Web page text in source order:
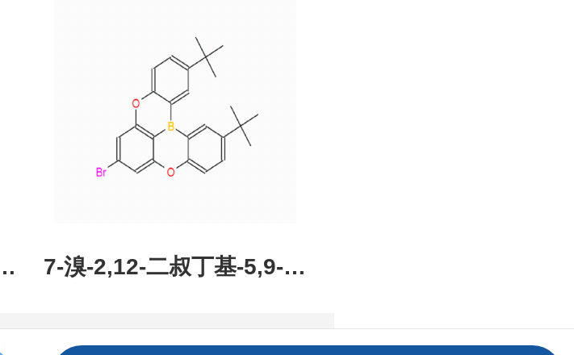
现货促销，可分装，高校
研究所 先发后付
7-溴-2,12-二叔丁基-5,9-二
氧杂-13B-硼萘[3,2,1-DE]